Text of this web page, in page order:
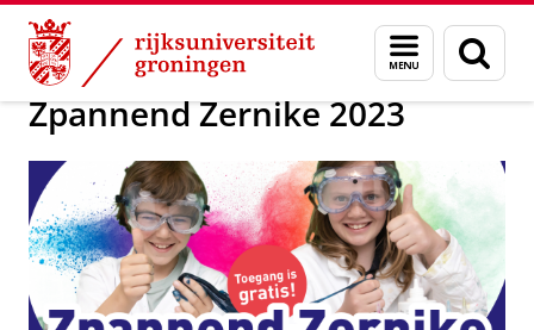
Skip
Content
Skip
Navigation
Menu
en
zoeken
Europese Nacht van de Onderzoekers 2024
Zpannend Zernike 2023